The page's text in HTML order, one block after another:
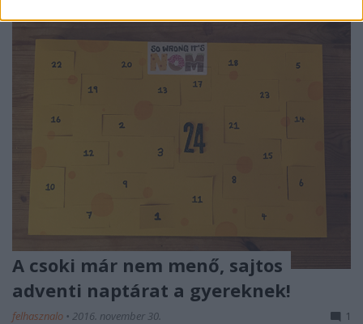
A csoki már nem menő, sajtos
adventi naptárat a gyereknek!
felhasznalo • 2016. november 30. 1